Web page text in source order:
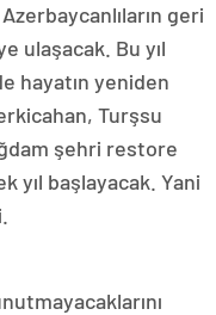
geri
ulaşacak. Bu yıl
hayatın yeniden
Turşsu
şehri restore
yıl başlayacak. Yani